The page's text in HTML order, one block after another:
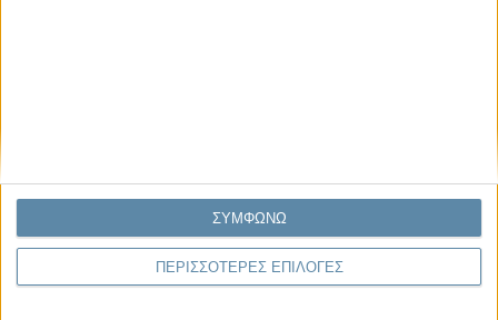
ΠΕΡΙΣΣΟΤΕΡΕΣ ΕΠΙΛΟΓΕΣ
ΣΥΜΦΩΝΩ
Να αφήνεις τους ανθρώπους να είναι (letting